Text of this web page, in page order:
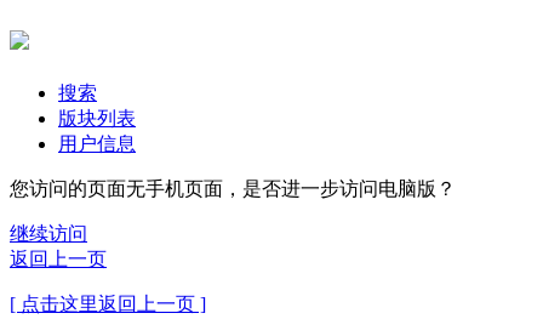
搜索
版块列表
用户信息
您访问的页面无手机页面，是否进一步访问电脑版？
继续访问
返回上一页
[ 点击这里返回上一页 ]